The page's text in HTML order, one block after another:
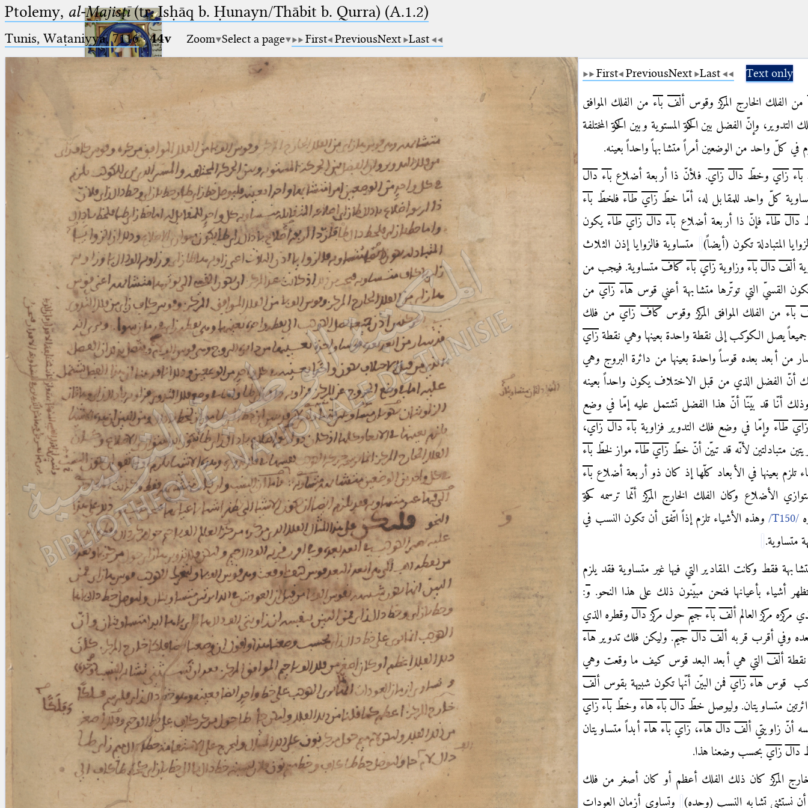
Ptolemaeus
Arabus et Latinus
(the underscore) is the placeholder
for exactly one character.
(the percent sign) is the
placeholder for no, one or more
than one character.
(two percent signs) is the
placeholder for no, one or more
than one character, but not for
blank space (so that a search ends
at word boundaries).
🔎︎
Start
Project
Team
News
Jobs
Publications
Conference
Arabic Works
Arabic Manuscripts
Latin Works
Latin Manuscripts
Latin Early Prints
Images
Texts
betaGlossary
Resources
Licenses·FAQ· Contact·
Impressum·Privacy · 2013
Print 🖨
Ptolemy, al-Majisṭī(tr. Isḥāq b. Ḥunayn/Thābit b. Qurra) (A.1.2)
Tunis, Waṭaniyya, 7116·44v Zoom Select a page First PreviousNext Last
First PreviousNext Last Text only
من الفلك الخارج المركز وقوس ألف باء من الفلك الموافق
وإنّ الفضل بين الحركة المستوية وبين الحركة المختلفة
في كلّ واحد من الوضعين أمراً متشابهاً واحداً بعينه.
باء زاي وخطّ دال زاي. فلأنّ ذا أربعة أضلاع باء دال
كلّ واحد للمقابل له، أمّا خطّ زاي طاء فلخطّ باء
دال طاء فإنّ ذا أربعة أضلاع باء دال زاي طاء يكون
المتبادلة تكون (أيضاً)
متساوية فالزوايا إذن الثلاث
ألف دال باء وزاوية زاي باء كاف متساوية. فيجب من
القسيّ التي توتّرها متشابهة أعني قوس هاء زاي من
باء من الفلك الموافق المركز وقوس كاف زاي من فلك
جميعاً يصل الكوكب إلى نقطة واحدة بعينها وهي نقطة زاي
من أبعد بعده قوساً واحدة بعينها من دائرة البروج وهي
أنّ الفضل الذي من قبل الاختلاف يكون واحداً بعينه
أنّا قد بيّنّا أنّ هذا الفضل تشتمل عليه إمّا في وضع
طاء وإمّا في وضع فلك التدوير فزاوية باء دال زاي،
متبادلتين لأنّه قد تبيّن أنّ خطّ زاي طاء مواز لخطّ باء
تلزم بعينها في الأبعاد كلّها إذ كان ذو أربعة أضلاع باء
الأضلاع وكان الفلك الخارج المركز أنّما ترسمه حركة
وهذه الأشياء تلزم إذاً اتّفق أن تكون النسب في
متساوية.
فقط وكانت المقادير التي فيها غير متساوية فقد يلزم
أشياء بأعيانها فنحن مبيّنون ذلك على هذا النحو. و:
مركز العالم ألف باء جيم حول مركز دال وقطره الذي
وفي أقرب قربه ألف دال جيم. وليكن فلك تدوير هاء
ألف التي هي أبعد البعد قوس كيف ما وقعت وهي
قوس هاء زاي فمن البيّن أنّها تكون شبيهة بقوس ألف
متساويتان. وليوصل خطّ دال باء هاء وخطّ باء زاي
أنّ زاويتي ألف دال هاء، زاي باء هاء أبداً متساويتان
دال زاي بحسب وضعنا هذا.
المركز كان ذلك الفلك أعظم أو كان أصغر من فلك
أن نستثني تشابه النسب (وحده)
وتساوي أزمان العودات